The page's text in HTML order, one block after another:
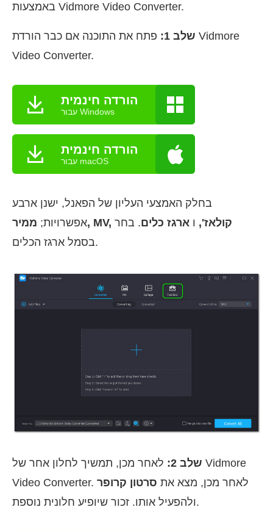
באמצעות Vidmore Video Converter.
שלב 1:
פתח את התוכנה אם כבר הורדת Vidmore
Video Converter.
הורדה חינמית
עבור Windows
הורדה חינמית
עבור macOS
בחלק האמצעי העליון של הפאנל, ישנן ארבע
אפשרויות;
ממיר, MV, קולאז', ו ארגז כלים. בחר
בסמל ארגז הכלים.
שלב 2:
לאחר מכן, תמשיך לחלון אחר של Vidmore
Video Converter. לאחר מכן, מצא את סרטון קרופר
ולהפעיל אותו. זכור שיופיע חלונית נוספת.